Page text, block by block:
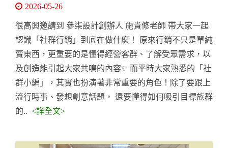
2026-05-26
很高興邀請到 參柒設計創辦人 施貴修老師 帶大家一起
認識「社群行銷」到底在做什麼！ 原來行銷不只是單純
賣東西，更重要的是懂得經營客群、了解受眾需求，以
及創造能引起大家共鳴的內容✨ 而平時大家熟悉的「社
群小編」，其實也扮演著非常重要的角色！除了要跟上
流行時事、發想創意話題， 還要懂得如何吸引目標族群
的.. <詳全文>